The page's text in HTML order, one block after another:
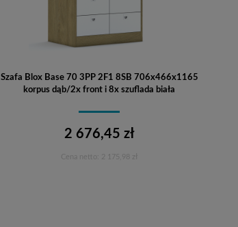
Szafa Blox Base 70 3PP 2F1 8SB 706x466x1165
korpus dąb/2x front i 8x szuflada biała
2 676,45 zł
2 175,98 zł